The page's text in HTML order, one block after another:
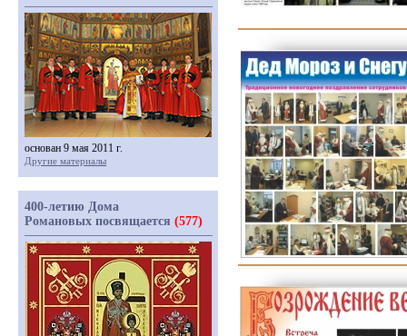
основан 9 мая 2011 г.
Другие материалы
400-летию Дома
Романовых посвящается (577)